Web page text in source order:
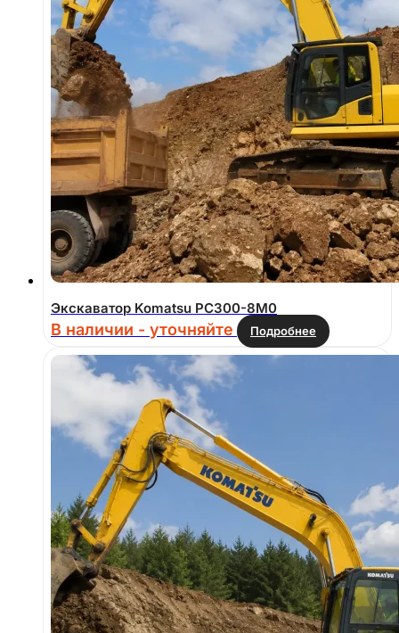
Экскаватор Komatsu PC300-8M0
В наличии - уточняйте Подробнее